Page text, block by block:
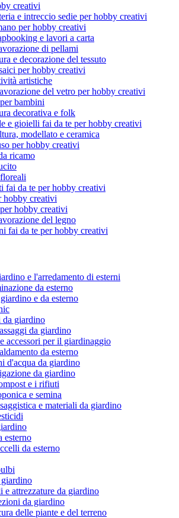
creativi
e intreccio sedie per hobby creativi
per hobby creativi
e lavori a carta
di pellami
e decorazione del tessuto
per hobby creativi
artistiche
del vetro per hobby creativi
bambini
decorativa e folk
e gioielli fai da te per hobby creativi
modellato e ceramica
per hobby creativi
ricamo
fai da te per hobby creativi
creativi
hobby creativi
del legno
fai da te per hobby creativi
e l'arredamento di esterni
da esterno
e da esterno
giardino
da giardino
accessori per il giardinaggio
da esterno
d'acqua da giardino
da giardino
e i rifiuti
e semina
e materiali da giardino
esterno
da esterno
e attrezzature da giardino
da giardino
delle piante e del terreno